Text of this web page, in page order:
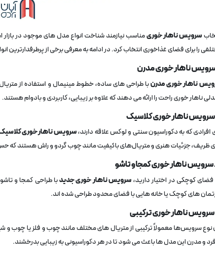
سرویس ناهار خوریمناسب نیازمند شناخت انواع مدل ‌های موجود در
را برای فضای غذاخوری انتخاب کرد. در ادامه به معرفی برخی از پرطرفدارترین
ناهار خوری مدرنبا طراحی ‌های ساده، خطوط مینیمال و استفاده از
ناهار خوری راحت را ارائه می ‌دهند که علاوه بر زیبایی، کاربردی و بادوام هستند.
افرادی که به دکوراسیون سنتی و لوکس علاقه دارند،سرویس ناهار خوری
ظریف، جزئیات هنری و متریال‌های باکیفیت مانند چوب گردو و راش هستند که حس
فضای کوچکی در اختیار دارید،سرویس ناهار خوری جدیدبا طراحی کمجا و
‌های کوچک یا خانه ‌هایی با فضای محدود طراحی شده اند.
نوع سرویس‌ها معمولاً ترکیبی از متریال ‌های مختلف مانند چوب و فلز یا
و مدرن این مدل ‌ها باعث می‌ شود تا در هر دکوراسیونی به زیبایی بدرخشند.